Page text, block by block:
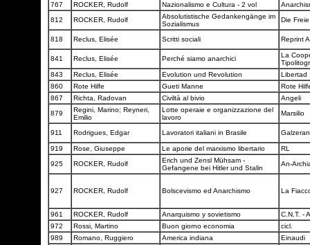
767
ROCKER, Rudolf Nazionalismo e Cultura - 2 vol
812
ROCKER, Rudolf
Absolutistische Gedankengänge im
Sozialismus
Die
818 Reclus, Elisée Scritti sociali Reprint
841 Reclus, Elisée Perché siamo anarchici
La
843
Reclus, Elisée Evolution und Revolution
Libertad
860
Rote Hilfe Gueti Manne
Rote
867
Richta, Radovan Civiltà al bivio
Angeli
879
Regini, Marino; Reyneri,
Emilio
Lotte operaie e organizzazione del
lavoro
Marsilio
911 Rodrigues, Edgar Lavoratori italiani in Brasile
919 Rose, Giuseppe Le aporie del marxismo libertario
RL
925
ROCKER, Rudolf
Erich und Zensl Mühsam -
Gefangene bei Hitler und Stalin
An-
927 ROCKER, Rudolf Bolscevismo ed Anarchismo La
961 ROCKER, Rudolf Anarquismo y sovietismo
C.N.T. -
972
Rossi, Martino Buon giorno economia
cicl.
989
Romano, Ruggiero America indiana
Einaudi